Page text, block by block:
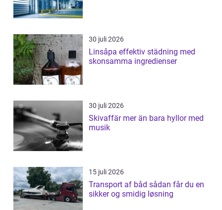
30 juli 2026
Linsåpa effektiv städning med
skonsamma ingredienser
30 juli 2026
Skivaffär mer än bara hyllor med
musik
15 juli 2026
Transport af båd sådan får du en
sikker og smidig løsning